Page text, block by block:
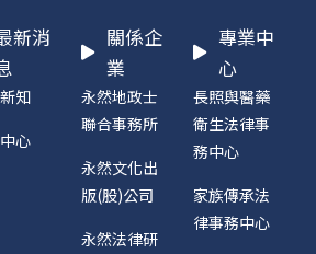
新消
知
心
關係企
業
永然地政士
聯合事務所
永然文化出
版(股)公司
永然法律研
專業中
心
長照與醫藥
衛生法律事
務中心
家族傳承法
律事務中心